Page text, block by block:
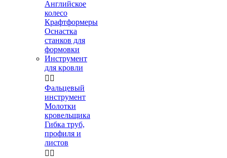
Английское
колесо
Крафтформеры
Оснастка
станков для
формовки
Инструмент
для кровли
 
Фальцевый
инструмент
Молотки
кровельщика
Гибка труб,
профиля и
листов
 